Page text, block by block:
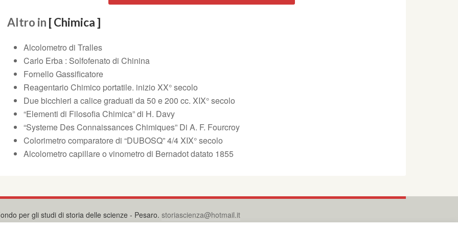
Altro in [ Chimica ]
Alcolometro di Tralles
Carlo Erba : Solfofenato di Chinina
Fornello Gassificatore
Reagentario Chimico portatile. inizio XX° secolo
Due bicchieri a calice graduati da 50 e 200 cc. XIX° secolo
“Elementi di Filosofia Chimica” di H. Davy
“Systeme Des Connaissances Chimiques” Di A. F. Fourcroy
Colorimetro comparatore di “DUBOSQ” 4/4 XIX° secolo
Alcolometro capillare o vinometro di Bernadot datato 1855
per gli studi di storia delle scienze - Pesaro. storiascienza@hotmail.it
Privacy Policy-Cookie Policy